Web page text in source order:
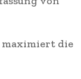
maximiert die